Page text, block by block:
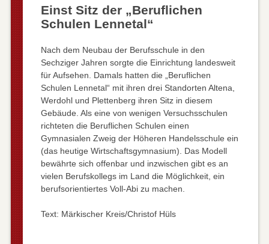
Einst Sitz der „Beruflichen
Schulen Lennetal“
Nach dem Neubau der Berufsschule in den
Sechziger Jahren sorgte die Einrichtung landesweit
für Aufsehen. Damals hatten die „Beruflichen
Schulen Lennetal“ mit ihren drei Standorten Altena,
Werdohl und Plettenberg ihren Sitz in diesem
Gebäude. Als eine von wenigen Versuchsschulen
richteten die Beruflichen Schulen einen
Gymnasialen Zweig der Höheren Handelsschule ein
(das heutige Wirtschaftsgymnasium). Das Modell
bewährte sich offenbar und inzwischen gibt es an
vielen Berufskollegs im Land die Möglichkeit, ein
berufsorientiertes Voll-Abi zu machen.
Text: Märkischer Kreis/Christof Hüls